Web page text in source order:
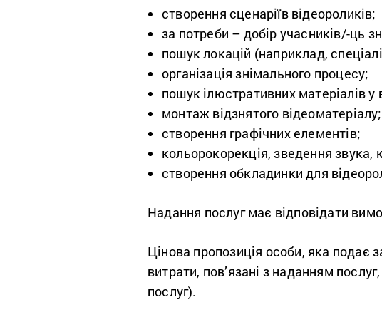
створення сценаріїв відеороликів;
за потреби – добір учасників/-ць
пошук локацій (наприклад,
організація знімального процесу;
пошук ілюстративних матеріалів
монтаж відзнятого відеоматеріалу;
створення графічних елементів;
кольорокорекція, зведення звука,
створення обкладинки для
Надання послуг має відповідати
Цінова пропозиція особи, яка подає
витрати, пов’язані з наданням
послуг).